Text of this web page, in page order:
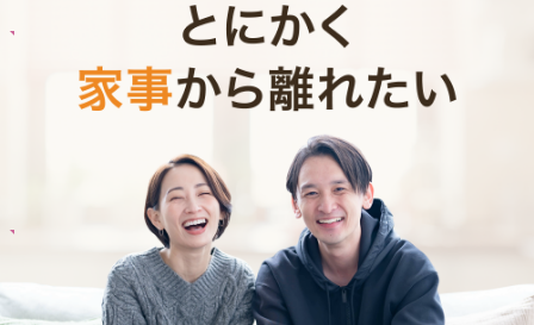
40代 男性 1人暮らし
食生活を改善したいと思い料理代行をお願いし
ています。
30代 共働き 子育て中
子どもとコミュニケーションをとる時間が増え
ました！